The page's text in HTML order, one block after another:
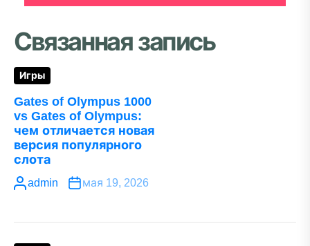
Связанная запись
Игры
Gates of Olympus 1000
vs Gates of Olympus:
чем отличается новая
версия популярного
слота
admin мая 19, 2026